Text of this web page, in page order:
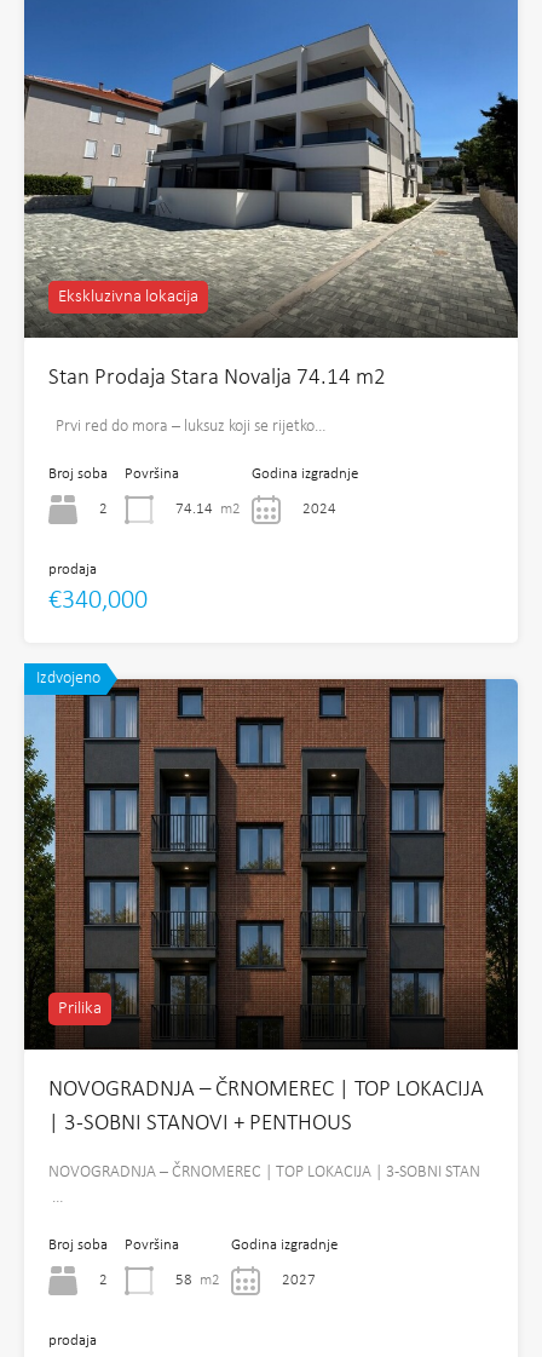
Ekskluzivna lokacija
Stan Prodaja Stara Novalja 74.14 m2
Prvi red do mora – luksuz koji se rijetko…
Broj soba
2
Površina
74.14 m2
Godina izgradnje
2024
prodaja
€340,000
Izdvojeno
Prilika
NOVOGRADNJA – ČRNOMEREC | TOP LOKACIJA
| 3-SOBNI STANOVI + PENTHOUS
NOVOGRADNJA – ČRNOMEREC | TOP LOKACIJA | 3-SOBNI STAN
…
Broj soba
2
Površina
58 m2
Godina izgradnje
2027
prodaja